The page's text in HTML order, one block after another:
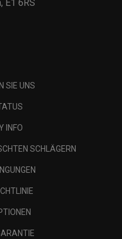
E1 6RS
SIE UNS
INFO
SCHLÄGERN